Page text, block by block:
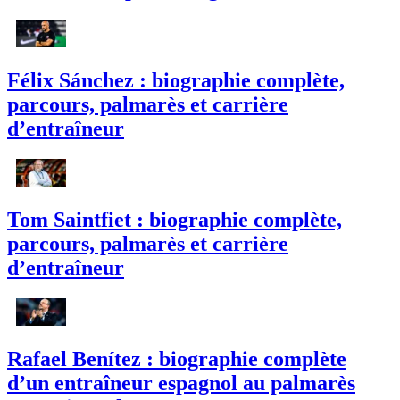
Félix Sánchez : biographie complète,
parcours, palmarès et carrière
d’entraîneur
Tom Saintfiet : biographie complète,
parcours, palmarès et carrière
d’entraîneur
Rafael Benítez : biographie complète
d’un entraîneur espagnol au palmarès